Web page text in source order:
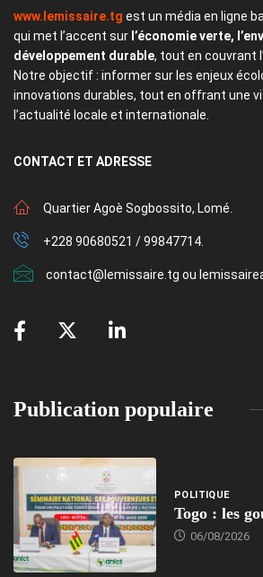
www.lemissaire.tg est un média en ligne
qui met l’accent sur l’économie verte,
développement durable, tout en couvrant
Notre objectif : informer sur les enjeux
innovations durables, tout en offrant une
l’actualité locale et internationale.
CONTACT ET ADRESSE
Quartier Agoè Sogbossito, Lomé.
+228 90680521 / 99847714.
contact@lemissaire.tg ou
Publication populaire
POLITIQUE
Togo : les
06/08/2026